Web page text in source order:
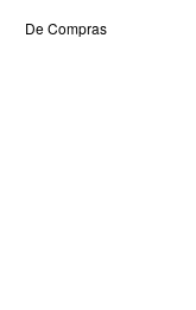
De Compras